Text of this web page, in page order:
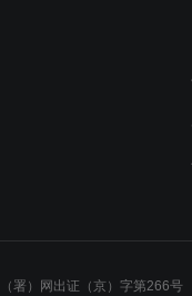
署）网出证（京）字第266号